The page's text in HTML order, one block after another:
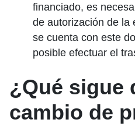
financiado, es
de autorización de la
se cuenta con este
posible efectuar el
¿Qué sigue
cambio de